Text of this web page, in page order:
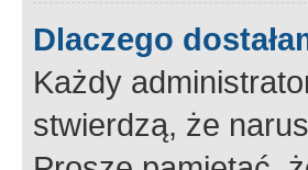
Dlaczego
Każdy
stwierdzą, że